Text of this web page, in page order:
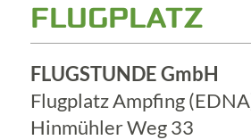
FLUGPLATZ
FLUGSTUNDE GmbH
Flugplatz Ampfing
Hinmühler Weg 33